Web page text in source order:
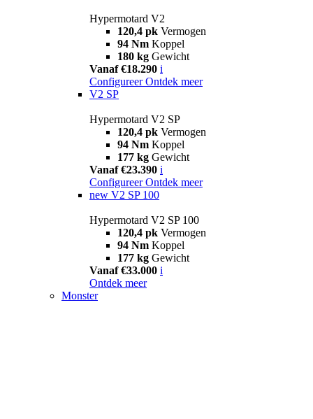
Hypermotard V2
120,4 pk Vermogen
94 Nm Koppel
180 kg Gewicht
Vanaf €18.290 i
Configureer Ontdek meer
V2 SP
Hypermotard V2 SP
120,4 pk Vermogen
94 Nm Koppel
177 kg Gewicht
Vanaf €23.390 i
Configureer Ontdek meer
new V2 SP 100
Hypermotard V2 SP 100
120,4 pk Vermogen
94 Nm Koppel
177 kg Gewicht
Vanaf €33.000 i
Ontdek meer
Monster